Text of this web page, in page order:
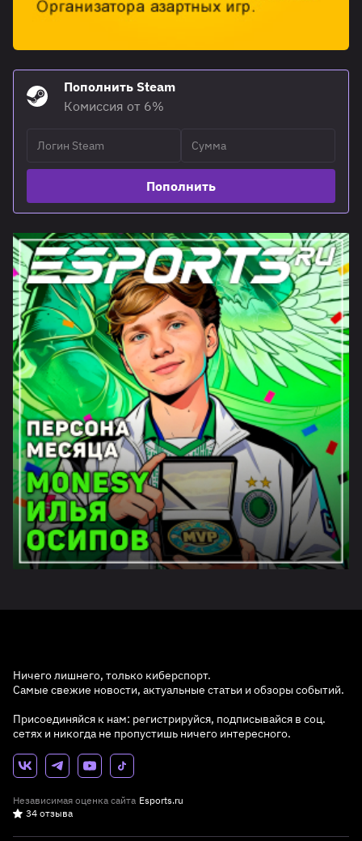
Пополнить Steam
Комиссия от 6%
Пополнить
Ничего лишнего, только киберспорт.
Самые свежие новости, актуальные статьи и обзоры событий.
Присоединяйся к нам: регистрируйся, подписывайся в соц.
сетях и никогда не пропустишь ничего интересного.
Независимая оценка сайта Esports.ru
34 отзыва